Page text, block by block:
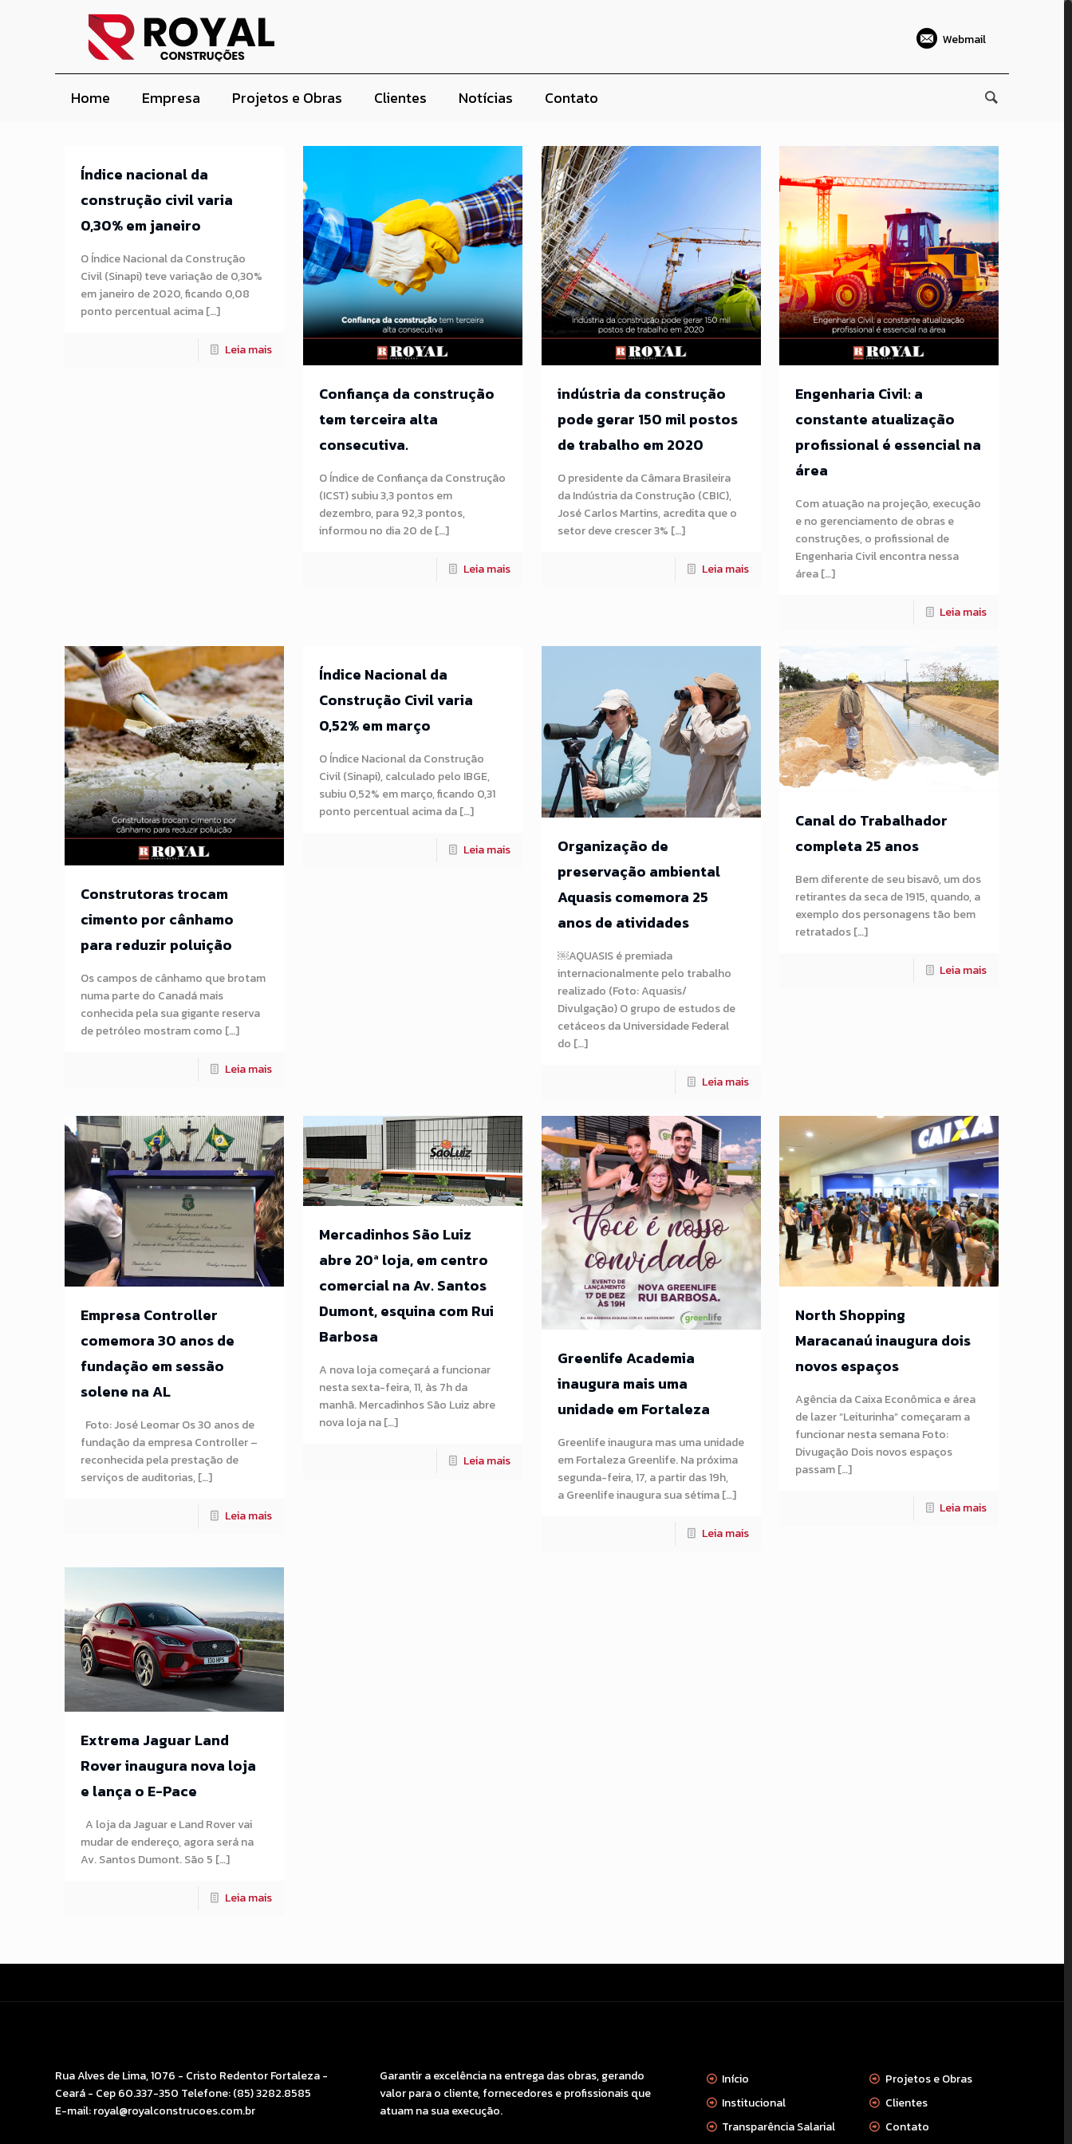
Home Empresa Projetos e Obras Clientes Notícias Contato
Webmail
Índice nacional da
construção civil varia
0,30% em janeiro
O Índice Nacional da Construção
Civil (Sinapi) teve variação de 0,30%
em janeiro de 2020, ficando 0,08
ponto percentual acima […]
Leia mais
Confiança da construção
tem terceira alta
consecutiva.
O Índice de Confiança da Construção
(ICST) subiu 3,3 pontos em
dezembro, para 92,3 pontos,
informou no dia 20 de […]
Leia mais
indústria da construção
pode gerar 150 mil postos
de trabalho em 2020
O presidente da Câmara Brasileira
da Indústria da Construção (CBIC),
José Carlos Martins, acredita que o
setor deve crescer 3% […]
Leia mais
Engenharia Civil: a
constante atualização
profissional é essencial na
área
Com atuação na projeção, execução
e no gerenciamento de obras e
construções, o profissional de
Engenharia Civil encontra nessa
área […]
Leia mais
Construtoras trocam
cimento por cânhamo
para reduzir poluição
Os campos de cânhamo que brotam
numa parte do Canadá mais
conhecida pela sua gigante reserva
de petróleo mostram como […]
Leia mais
Índice Nacional da
Construção Civil varia
0,52% em março
O Índice Nacional da Construção
Civil (Sinapi), calculado pelo IBGE,
subiu 0,52% em março, ficando 0,31
ponto percentual acima da […]
Leia mais
Organização de
preservação ambiental
Aquasis comemora 25
anos de atividades
￼AQUASIS é premiada
internacionalmente pelo trabalho
realizado (Foto: Aquasis/
Divulgação) O grupo de estudos de
cetáceos da Universidade Federal
do […]
Leia mais
Canal do Trabalhador
completa 25 anos
Bem diferente de seu bisavô, um dos
retirantes da seca de 1915, quando, a
exemplo dos personagens tão bem
retratados […]
Leia mais
Empresa Controller
comemora 30 anos de
fundação em sessão
solene na AL
Foto: José Leomar Os 30 anos de
fundação da empresa Controller –
reconhecida pela prestação de
serviços de auditorias, […]
Leia mais
Mercadinhos São Luiz
abre 20ª loja, em centro
comercial na Av. Santos
Dumont, esquina com Rui
Barbosa
A nova loja começará a funcionar
nesta sexta-feira, 11, às 7h da
manhã. Mercadinhos São Luiz abre
nova loja na […]
Leia mais
Greenlife Academia
inaugura mais uma
unidade em Fortaleza
Greenlife inaugura mas uma unidade
em Fortaleza Greenlife. Na próxima
segunda-feira, 17, a partir das 19h,
a Greenlife inaugura sua sétima […]
Leia mais
North Shopping
Maracanaú inaugura dois
novos espaços
Agência da Caixa Econômica e área
de lazer “Leiturinha” começaram a
funcionar nesta semana Foto:
Divugação Dois novos espaços
passam […]
Leia mais
Extrema Jaguar Land
Rover inaugura nova loja
e lança o E-Pace
A loja da Jaguar e Land Rover vai
mudar de endereço, agora será na
Av. Santos Dumont. São 5 […]
Leia mais
Rua Alves de Lima, 1076 - Cristo Redentor Fortaleza -
Ceará - Cep 60.337-350 Telefone:(85) 3282.8585
E-mail:royal@royalconstrucoes.com.br
Garantir a excelência na entrega das obras, gerando
valor para o cliente, fornecedores e profissionais que
atuam na sua execução.
Início
Institucional
Transparência Salarial
Projetos e Obras
Clientes
Contato